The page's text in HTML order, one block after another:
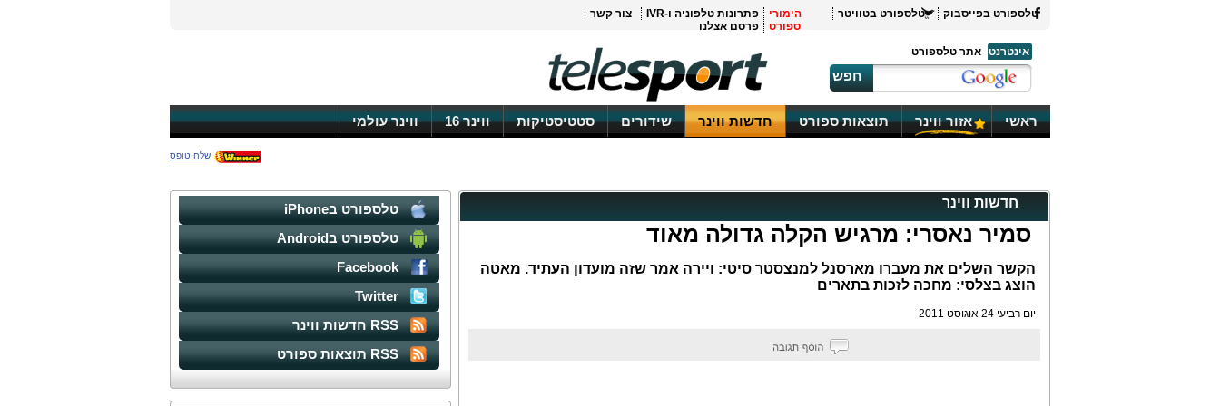
טלספורט בפייסבוק טלספורט בטוויטר
הימורי
ספורט
פתרונות טלפוניה ו-IVR
צור קשר
פרסם אצלנו
אינטרנט
אתר טלספורט
חפש
ראשי אזור ווינר תוצאות ספורט חדשות ווינר שידורים סטטיסטיקות ווינר 16 ווינר עולמי
שלח טופס
חדשות ווינר
סמיר נאסרי: מרגיש הקלה גדולה מאוד
הקשר השלים את מעברו מארסנל למנצסטר סיטי: ויירה אמר שזה מועדון העתיד. מאטה
הוצג בצלסי: מחכה לזכות בתארים
יום רביעי 24 אוגוסט 2011
טלספורט בiPhone
טלספורט בAndroid
Facebook
Twitter
RSS חדשות ווינר
RSS תוצאות ספורט